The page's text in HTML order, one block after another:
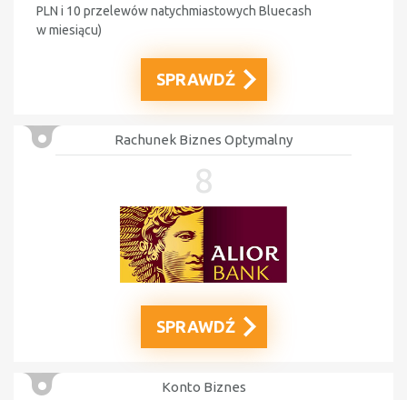
PLN i 10 przelewównatychmiastowych Bluecash
w miesiącu)
SPRAWDŹ
Rachunek Biznes Optymalny
8
SPRAWDŹ
Konto Biznes